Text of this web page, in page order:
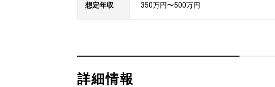
想定年収 350万円〜500万円
詳細情報